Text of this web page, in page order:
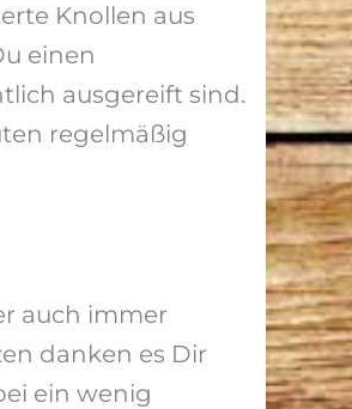
Knollen aus
einen
ausgereift sind.
regelmäßig
auch immer
danken es Dir
ein wenig